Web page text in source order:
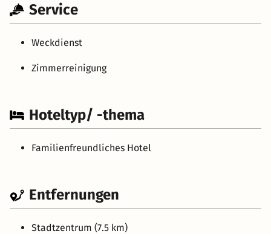
Service
Weckdienst
Zimmerreinigung
Hoteltyp/ -thema
Familienfreundliches Hotel
Entfernungen
Stadtzentrum (7.5 km)